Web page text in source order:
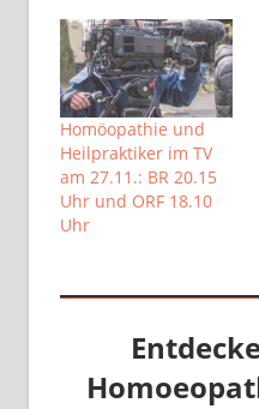
Homöopathie und
Heilpraktiker im TV
am 27.11.: BR 20.15
Uhr und ORF 18.10
Uhr